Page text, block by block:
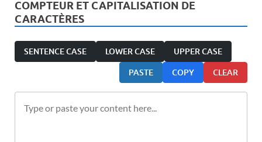
COMPTEUR ET CAPITALISATION DE
CARACTÈRES
SENTENCE CASE LOWER CASE UPPER CASE
PASTE COPY CLEAR